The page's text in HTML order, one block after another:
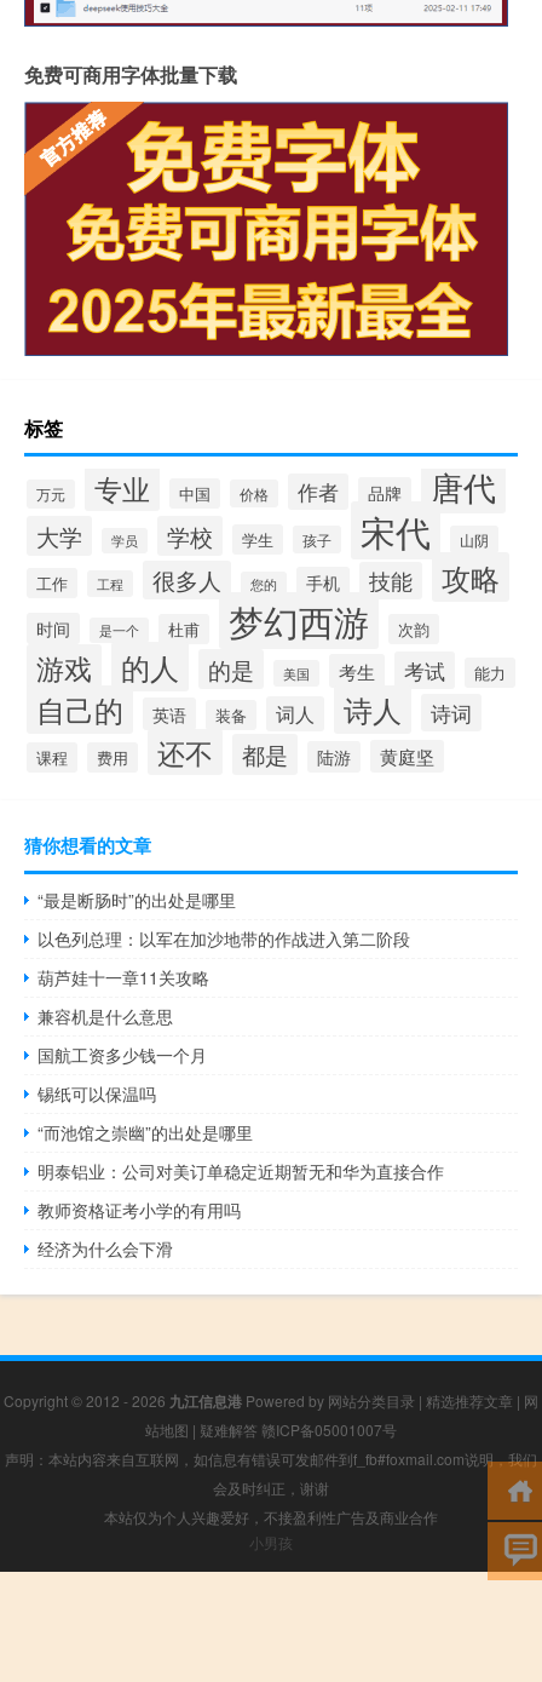
免费可商用字体批量下载
标签
万元 专业 中国 价格 作者 品牌 唐代
大学 学员 学校 学生 孩子 宋代 山阴
工作 工程 很多人 您的 手机 技能 攻略
时间 是一个 杜甫 梦幻西游 次韵
游戏 的人 的是 美国 考生 考试 能力
自己的 英语 装备 词人 诗人 诗词
课程 费用 还不 都是 陆游 黄庭坚
猜你想看的文章
“最是断肠时”的出处是哪里
以色列总理：以军在加沙地带的作战进入第二阶段
葫芦娃十一章11关攻略
兼容机是什么意思
国航工资多少钱一个月
锡纸可以保温吗
“而池馆之崇幽”的出处是哪里
明泰铝业：公司对美订单稳定近期暂无和华为直接合作
教师资格证考小学的有用吗
经济为什么会下滑
Copyright © 2012 - 2026 九江信息港 Powered by 网站分类目录 | 精选推荐文章 | 网
站地图 | 疑难解答 赣ICP备05001007号
声明：本站内容来自互联网，如信息有错误可发邮件到f_fb#foxmail.com说明，我们
会及时纠正，谢谢
本站仅为个人兴趣爱好，不接盈利性广告及商业合作
小男孩